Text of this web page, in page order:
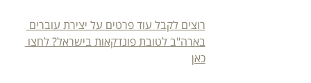
רוצים לקבל עוד פרטים על יצירת עוברים
בארה"ב לטובת פונדקאות בישראל? לחצו
כאן